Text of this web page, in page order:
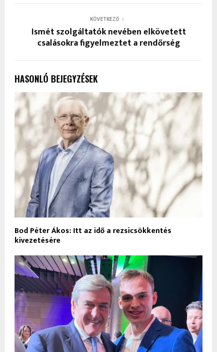
KÖVETKEZŐ
Ismét szolgáltatók nevében elkövetett
csalásokra figyelmeztet a rendőrség
HASONLÓ BEJEGYZÉSEK
Bod Péter Ákos: Itt az idő a rezsicsökkentés
kivezetésére